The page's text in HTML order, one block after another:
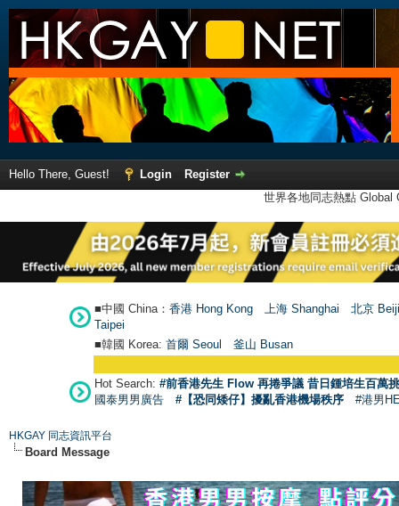
Hello There, Guest! Login
Register
世界各地同志熱點
■中國 China： 香港 Hong Kong 上海 Shanghai
北京
Taipei
■韓國 Korea: 首爾 Seoul 釜山 Busan
Hot Search: #前香港先生 Flow 再捲爭議 昔日鍾培生百萬
國泰男男廣告
#【恐同矮仔】擾亂香港機場秩序 #港男
HKGAY 同志資訊平台
Board Message